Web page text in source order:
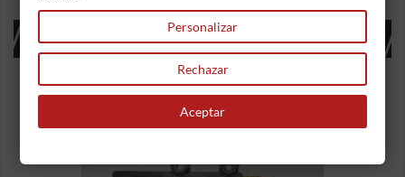
16 OTROS PRODUCTOS EN LA MISMA
CATEGORÍA:
Personalizar
Rechazar
Aceptar